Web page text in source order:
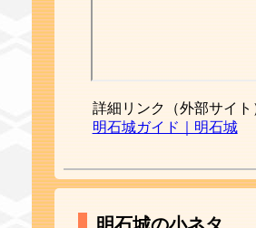
詳細リンク（外部サイト
明石城ガイド｜明石城